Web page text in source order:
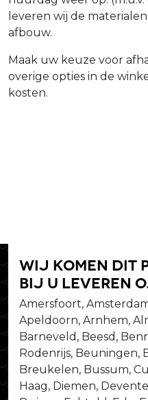
leveren wij de
afbouw.
Maak uw keuze voor
overige opties in de
kosten.
Wij komen dit
bij u leveren
Amersfoort,
Apeldoorn, Arnhem,
Barneveld, Beesd,
Rodenrijs, Beuningen,
Breukelen, Bussum,
Haag, Diemen,